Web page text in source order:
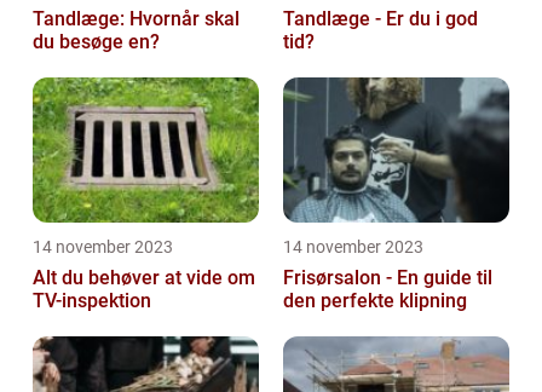
Tandlæge: Hvornår skal
du besøge en?
Tandlæge - Er du i god
tid?
14 november 2023
Alt du behøver at vide om
TV-inspektion
14 november 2023
Frisørsalon - En guide til
den perfekte klipning